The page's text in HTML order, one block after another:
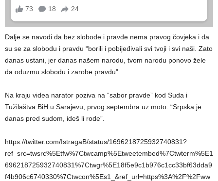
Dalje se navodi da bez slobode i pravde nema pravog čovjeka i da
su se za slobodu i pravdu “borili i pobijeđivali svi tvoji i svi naši. Zato
danas ustani, jer danas našem narodu, tvom narodu ponovo žele
da oduzmu slobodu i zarobe pravdu”.
Na kraju videa narator poziva na “sabor pravde” kod Suda i
Tužilaštva BiH u Sarajevu, prvog septembra uz moto: “Srpska je
danas pred sudom, ideš li rode”.
https://twitter.com/IstragaB/status/1696218725932740831?
ref_src=twsrc%5Etfw%7Ctwcamp%5Etweetembed%7Ctwterm%5E1
696218725932740831%7Ctwgr%5E18f5e9c1b976c1cc33bf63dda9
f4b906c6740330%7Ctwcon%5Es1_&ref_url=https%3A%2F%2Fww